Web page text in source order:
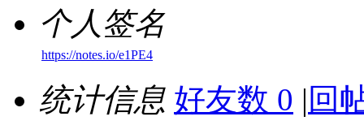
个人签名
https://notes.io/e1PE4
统计信息 好友数 0 | 回